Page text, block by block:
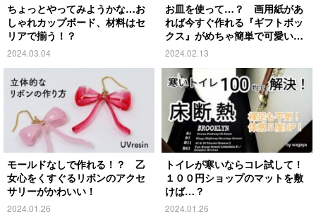
ちょっとやってみようかな…お
しゃれカップボード、材料はセ
リアで揃う！？
2024.03.04
お皿を使って…？ 画用紙があ
れば今すぐ作れる『ギフトボッ
クス』がめちゃ簡単で可愛い便
利！
2024.02.13
モールドなしで作れる！？ 乙
女心をくすぐるリボンのアクセ
サリーがかわいい！
2024.01.26
トイレが寒いならコレ試して！
１００円ショップのマットを敷
けば…？
2024.01.26